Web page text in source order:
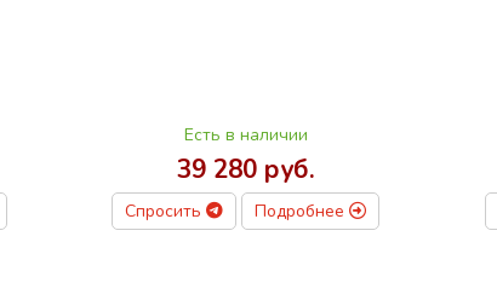
Есть в наличии
39 280 руб.
Спросить Подробнее